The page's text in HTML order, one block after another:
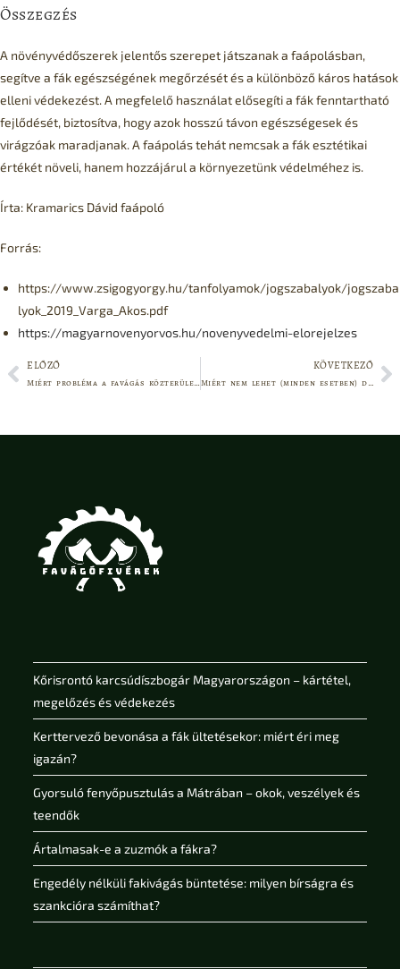
Összegzés
A növényvédőszerek jelentős szerepet játszanak a faápolásban,
segítve a fák egészségének megőrzését és a különböző káros hatások
elleni védekezést. A megfelelő használat elősegíti a fák fenntartható
fejlődését, biztosítva, hogy azok hosszú távon egészségesek és
virágzóak maradjanak. A faápolás tehát nemcsak a fák esztétikai
értékét növeli, hanem hozzájárul a környezetünk védelméhez is.
Írta: Kramarics Dávid faápoló
Forrás:
https://www.zsigogyorgy.hu/tanfolyamok/jogszabalyok/jogszaba
lyok_2019_Varga_Akos.pdf
https://magyarnovenyorvos.hu/novenyvedelmi-elorejelzes
ELŐZŐ
Miért probléma a favágás közterületen?
KÖVETKEZŐ
Miért nem lehet (minden esetben) drónnal favizsgálatot végezni?
Kőrisrontó karcsúdíszbogár Magyarországon – kártétel,
megelőzés és védekezés
Kerttervező bevonása a fák ültetésekor: miért éri meg
igazán?
Gyorsuló fenyőpusztulás a Mátrában – okok, veszélyek és
teendők
Ártalmasak-e a zuzmók a fákra?
Engedély nélküli fakivágás büntetése: milyen bírságra és
szankcióra számíthat?